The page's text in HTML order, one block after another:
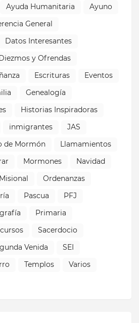
Ayuda Humanitaria
Ayuno
General
Datos Interesantes
y Ofrendas
Escrituras
Eventos
Genealogía
Historias Inspiradoras
inmigrantes
JAS
de Mormón
Llamamientos
Mormones
Navidad
Ordenanzas
Pascua
PFJ
Primaria
Sacerdocio
Venida
SEI
Templos
Varios